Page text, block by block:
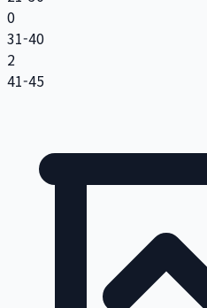
0
31-40
2
41-45